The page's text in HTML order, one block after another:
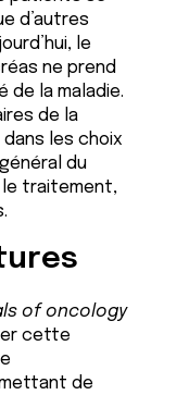
d’autres
le
ne prend
la maladie.
de la
les choix
du
traitement,
of oncology
cette
de